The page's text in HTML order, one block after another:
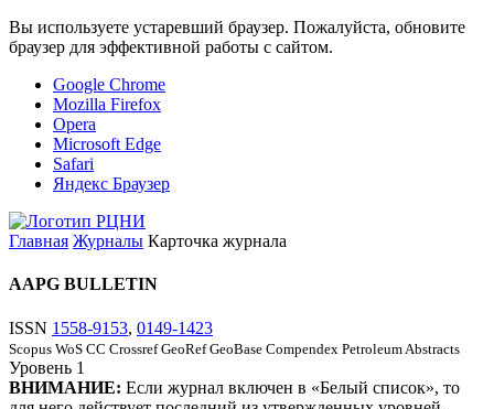
Вы используете устаревший браузер. Пожалуйста, обновите
браузер для эффективной работы с сайтом.
Google Chrome
Mozilla Firefox
Opera
Microsoft Edge
Safari
Яндекс Браузер
Главная Журналы Карточка журнала
AAPG BULLETIN
ISSN 1558-9153, 0149-1423
Scopus WoS CC Crossref GeoRef GeoBase Compendex Petroleum Abstracts
Уровень 1
ВНИМАНИЕ: Если журнал включен в «Белый список», то